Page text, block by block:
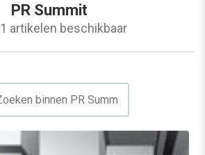
PR Summit
1 artikelen beschikbaar